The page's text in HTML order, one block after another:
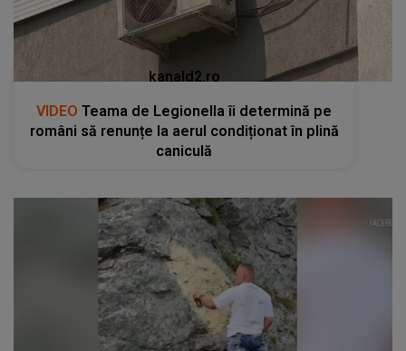
kanald2.ro
VIDEO Teama de Legionella îi determină pe
români să renunțe la aerul condiționat în plină
caniculă